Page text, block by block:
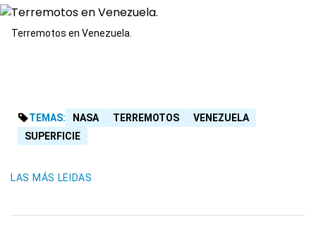
Terremotos en Venezuela.
TEMAS: NASA TERREMOTOS
VENEZUELA
SUPERFICIE
LAS MÁS LEIDAS